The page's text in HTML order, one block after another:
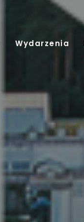
Wydarzenia